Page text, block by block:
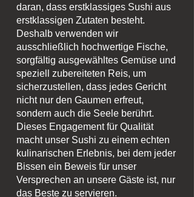
daran, dass erstklassiges Sushi aus
erstklassigen Zutaten besteht.
Deshalb verwenden wir
ausschließlich hochwertige Fische,
sorgfältig ausgewähltes Gemüse und
speziell zubereiteten Reis, um
sicherzustellen, dass jedes Gericht
nicht nur den Gaumen erfreut,
sondern auch die Seele berührt.
Dieses Engagement für Qualität
macht unser Sushi zu einem echten
kulinarischen Erlebnis, bei dem jeder
Bissen ein Beweis für unser
Versprechen an unsere Gäste ist, nur
das Beste zu servieren.